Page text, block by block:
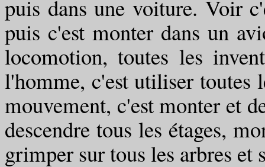
puis dans une voiture. Voir
puis c'est monter dans un
locomotion, toutes les
l'homme, c'est utiliser toutes
mouvement, c'est monter et
descendre tous les étages,
grimper sur tous les arbres et